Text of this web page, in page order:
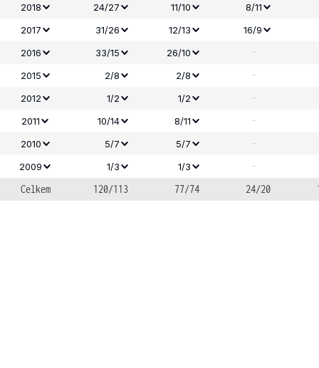
2018 24/27 11/10 8/11
2017
31/26 12/13 16/9
2016
33/15 26/10 -
2015
2/8 2/8 -
2012 1/2 1/2 -
2011 10/14 8/11 -
2010
5/7 5/7 -
2009 1/3 1/3
-
Celkem
120/113 77/74 24/20